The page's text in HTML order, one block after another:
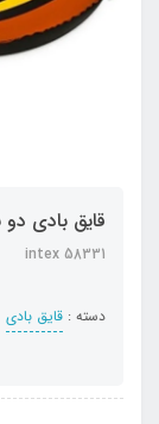
قایق بادی دو
intex 58331
دسته : قایق بادی